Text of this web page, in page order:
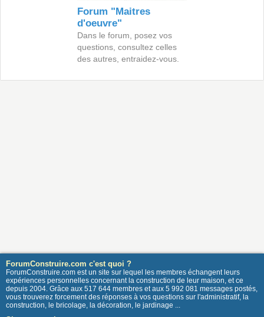
Forum "Maitres
d'oeuvre"
Dans le forum, posez vos
questions, consultez celles
des autres, entraidez-vous.
ForumConstruire.com c'est quoi ?
ForumConstruire.com est un site sur lequel les membres échangent leurs
expériences personnelles concernant la construction de leur maison, et ce
depuis 2004. Grâce aux 517 644 membres et aux 5 992 081 messages postés,
vous trouverez forcement des réponses à vos questions sur l'administratif, la
construction, le bricolage, la décoration, le jardinage ...